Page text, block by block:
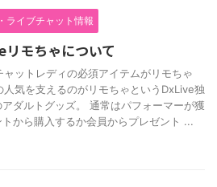
ライブチャット情報
モちゃについて
ャットレディの必須アイテムがリモちゃ
人気を支えるのがリモちゃというDxLive独
アダルトグッズ。 通常はパフォーマーが獲
から購入するか会員からプレゼント ...